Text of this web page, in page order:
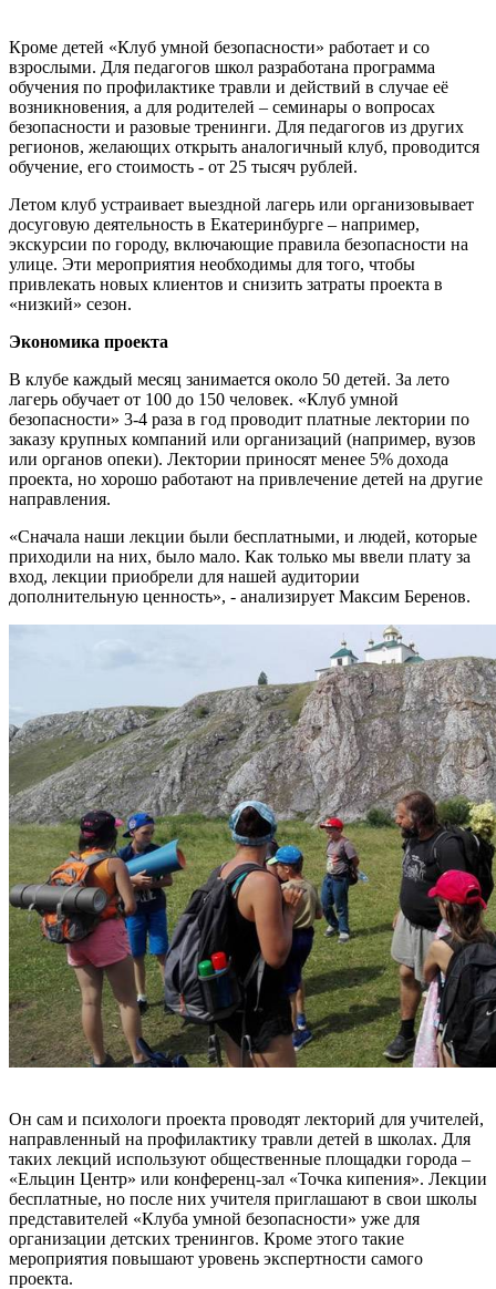
Кроме детей «Клуб умной безопасности» работает и со
взрослыми. Для педагогов школ разработана программа
обучения по профилактике травли и действий в случае её
возникновения, а для родителей – семинары о вопросах
безопасности и разовые тренинги. Для педагогов из других
регионов, желающих открыть аналогичный клуб, проводится
обучение, его стоимость - от 25 тысяч рублей.
Летом клуб устраивает выездной лагерь или организовывает
досуговую деятельность в Екатеринбурге – например,
экскурсии по городу, включающие правила безопасности на
улице. Эти мероприятия необходимы для того, чтобы
привлекать новых клиентов и снизить затраты проекта в
«низкий» сезон.
Экономика проекта
В клубе каждый месяц занимается около 50 детей. За лето
лагерь обучает от 100 до 150 человек. «Клуб умной
безопасности» 3-4 раза в год проводит платные лектории по
заказу крупных компаний или организаций (например, вузов
или органов опеки). Лектории приносят менее 5% дохода
проекта, но хорошо работают на привлечение детей на другие
направления.
«Сначала наши лекции были бесплатными, и людей, которые
приходили на них, было мало. Как только мы ввели плату за
вход, лекции приобрели для нашей аудитории
дополнительную ценность», - анализирует Максим Беренов.
Он сам и психологи проекта проводят лекторий для учителей,
направленный на профилактику травли детей в школах. Для
таких лекций используют общественные площадки города –
«Ельцин Центр» или конференц-зал «Точка кипения». Лекции
бесплатные, но после них учителя приглашают в свои школы
представителей «Клуба умной безопасности» уже для
организации детских тренингов. Кроме этого такие
мероприятия повышают уровень экспертности самого
проекта.